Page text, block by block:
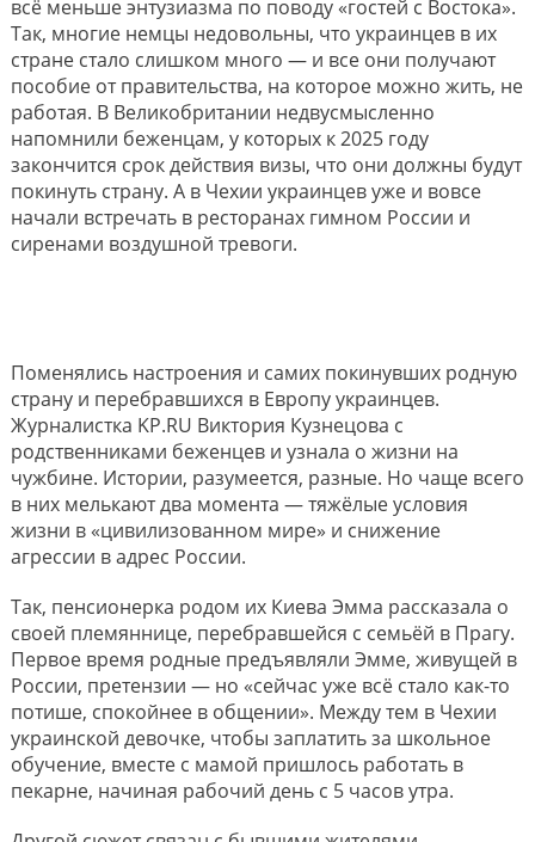
всё меньше энтузиазма по поводу «гостей с Востока».
Так, многие немцы недовольны, что украинцев в их
стране стало слишком много — и все они получают
пособие от правительства, на которое можно жить, не
работая. В Великобритании недвусмысленно
напомнили беженцам, у которых к 2025 году
закончится срок действия визы, что они должны будут
покинуть страну. А в Чехии украинцев уже и вовсе
начали встречать в ресторанах гимном России и
сиренами воздушной тревоги.
Поменялись настроения и самих покинувших родную
страну и перебравшихся в Европу украинцев.
Журналистка KP.RU Виктория Кузнецова с
родственниками беженцев и узнала о жизни на
чужбине. Истории, разумеется, разные. Но чаще всего
в них мелькают два момента — тяжёлые условия
жизни в «цивилизованном мире» и снижение
агрессии в адрес России.
Так, пенсионерка родом их Киева Эмма рассказала о
своей племяннице, перебравшейся с семьёй в Прагу.
Первое время родные предъявляли Эмме, живущей в
России, претензии — но «сейчас уже всё стало как-то
потише, спокойнее в общении». Между тем в Чехии
украинской девочке, чтобы заплатить за школьное
обучение, вместе с мамой пришлось работать в
пекарне, начиная рабочий день с 5 часов утра.